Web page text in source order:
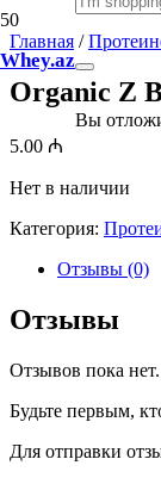
Whey.az
Вы
Главная /
Organic Z
5.00 ₼
Нет в наличии
Категория:
Отзывы (0)
Отзывы
Отзывов пока нет.
Будьте первым,
Для отправки